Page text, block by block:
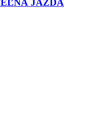
JAZDA